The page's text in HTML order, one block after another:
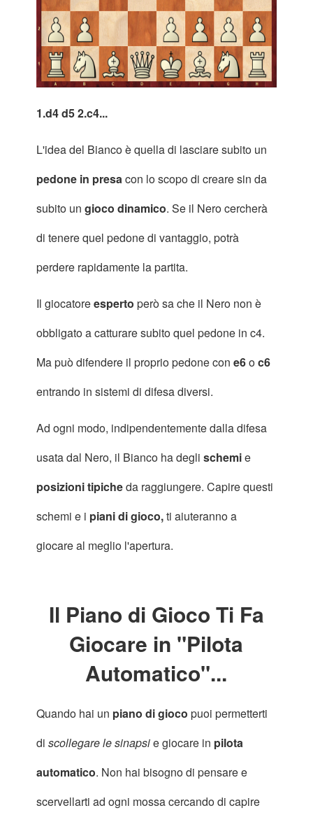
1.d4 d5 2.c4...
L'idea del Bianco è quella di lasciare subito un
pedone in presacon lo scopo di creare sin da
subito ungioco dinamico. Se il Nero cercherà
di tenere quel pedone di vantaggio, potrà
perdere rapidamente la partita.
Il giocatoreespertoperò sa che il Nero non è
obbligato a catturare subito quel pedone in c4.
Ma può difendere il proprio pedone cone6oc6
entrando in sistemi di difesa diversi.
Ad ogni modo, indipendentemente dalla difesa
usata dal Nero, il Bianco ha deglischemie
posizioni tipicheda raggiungere. Capire questi
schemi e i piani di gioco,ti aiuteranno a
giocare al meglio l'apertura.
Il Piano di Gioco Ti Fa
Giocare in "Pilota
Automatico"...
Quando hai un piano di giocopuoi permetterti
discollegare le sinapsie giocare in pilota
automatico. Non hai bisogno di pensare e
scervellarti ad ogni mossa cercando di capire